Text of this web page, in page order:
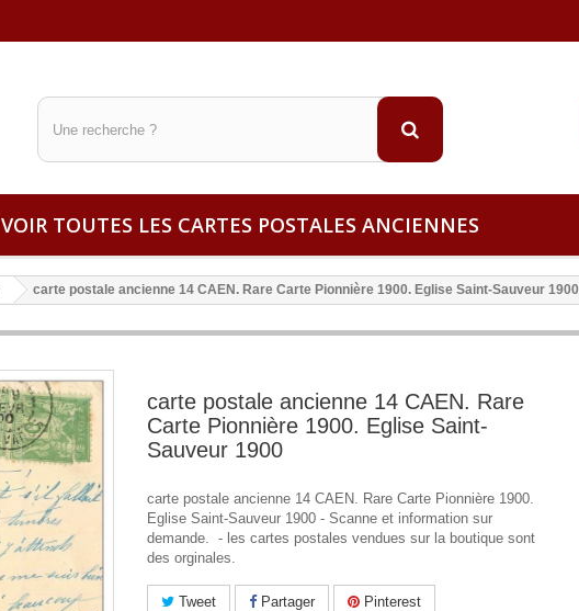
VOIR TOUTES LES CARTES POSTALES ANCIENNES
carte postale ancienne 14 CAEN. Rare Carte Pionnière 1900. Eglise Saint-Sauveur 1900
carte postale ancienne 14 CAEN. Rare
Carte Pionnière 1900. Eglise Saint-
Sauveur 1900
carte postale ancienne 14 CAEN. Rare Carte Pionnière 1900.
Eglise Saint-Sauveur 1900 - Scanne et information sur
demande. - les cartes postales vendues sur la boutique sont
des orginales.
Tweet Partager Pinterest